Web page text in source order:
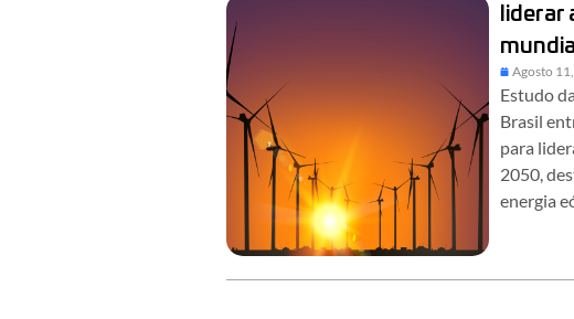
liderar
mundial
Agosto
Estudo
Brasil
para
2050,
energia